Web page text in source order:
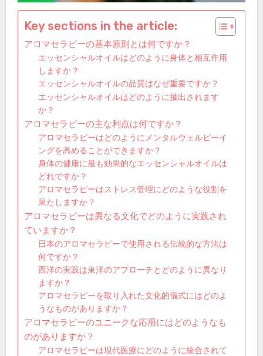
Key sections in the article:
アロマセラピーの基本原則とは何ですか？
エッセンシャルオイルはどのように身体と相互作用
しますか？
エッセンシャルオイルの品質はなぜ重要ですか？
エッセンシャルオイルはどのように抽出されます
か？
アロマセラピーの主な利点は何ですか？
アロマセラピーはどのようにメンタルウェルビーイ
ングを高めることができますか？
身体の健康に最も効果的なエッセンシャルオイルは
どれですか？
アロマセラピーはストレス管理にどのような役割を
果たしますか？
アロマセラピーは異なる文化でどのように実践され
ていますか？
日本のアロマセラピーで使用される伝統的な方法は
何ですか？
西洋の実践は東洋のアプローチとどのように異なり
ますか？
アロマセラピーを取り入れた文化的儀式にはどのよ
うなものがありますか？
アロマセラピーのユニークな応用にはどのようなも
のがありますか？
アロマセラピーは現代医療にどのように統合されて